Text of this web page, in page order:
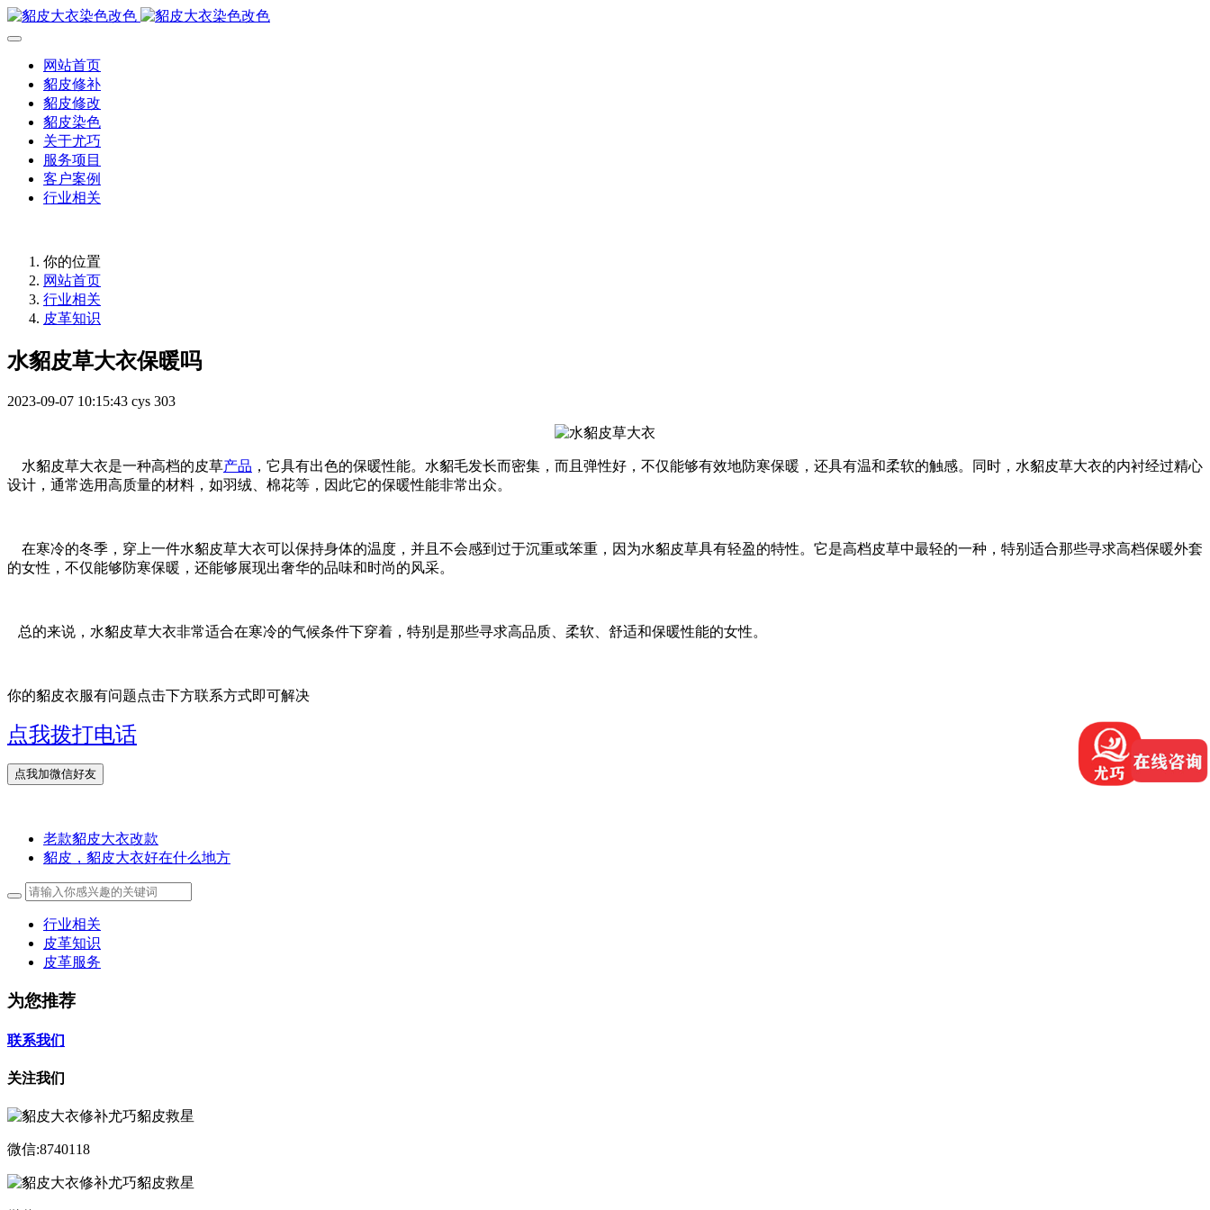
网站首页
貂皮修补
貂皮修改
貂皮染色
关于尤巧
服务项目
客户案例
行业相关
你的位置
网站首页
行业相关
皮革知识
水貂皮草大衣保暖吗
2023-09-07 10:15:43 cys 303
水貂皮草大衣是一种高档的皮草产品 ，它具有出色的保暖性能。水貂毛发长而密集，而且弹性好，不仅能够有效地防寒保暖，还具有温和柔软的触感。同时，水貂皮草大衣的内衬经过精心
设计，通常选用高质量的材料，如羽绒、棉花等，因此它的保暖性能非常出众。
在寒冷的冬季，穿上一件水貂皮草大衣可以保持身体的温度，并且不会感到过于沉重或笨重，因为水貂皮草具有轻盈的特性。它是高档皮草中最轻的一种，特别适合那些寻求高档保暖外套
的女性，不仅能够防寒保暖，还能够展现出奢华的品味和时尚的风采。
总的来说，水貂皮草大衣非常适合在寒冷的气候条件下穿着，特别是那些寻求高品质、柔软、舒适和保暖性能的女性。
你的貂皮衣服有问题点击下方联系方式即可解决
点我拨打电话
老款貂皮大衣改款
貂皮，貂皮大衣好在什么地方
行业相关
皮革知识
皮革服务
为您推荐
联系我们
关注我们
微信:8740118